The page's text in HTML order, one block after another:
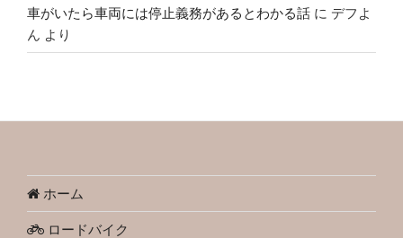
車がいたら車両には停止義務があるとわかる話 に デフよ
ん より
ホーム
ロードバイク